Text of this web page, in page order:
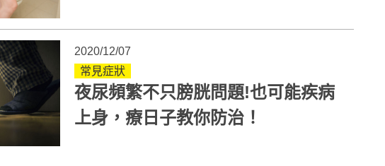
2020/12/07
常見症狀
夜尿頻繁不只膀胱問題!也可能疾病
上身，療日子教你防治！